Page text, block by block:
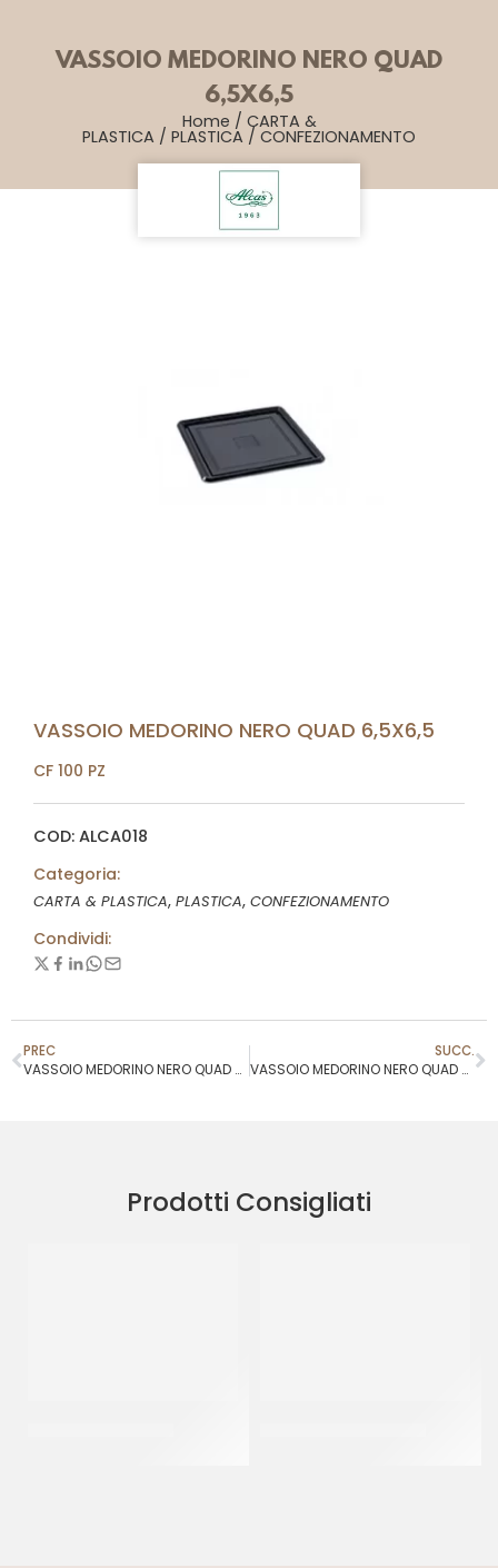
VASSOIO MEDORINO NERO QUAD
6,5X6,5
Home / CARTA &
PLASTICA / PLASTICA / CONFEZIONAMENTO
VASSOIO MEDORINO NERO QUAD 6,5X6,5
CF 100 PZ
COD: ALCA018
Categoria:
CARTA & PLASTICA, PLASTICA, CONFEZIONAMENTO
Condividi:
PREC
VASSOIO MEDORINO NERO QUAD 5,1X5,1
SUCC.
VASSOIO MEDORINO NERO QUAD 9,5X9,5
Prodotti Consigliati